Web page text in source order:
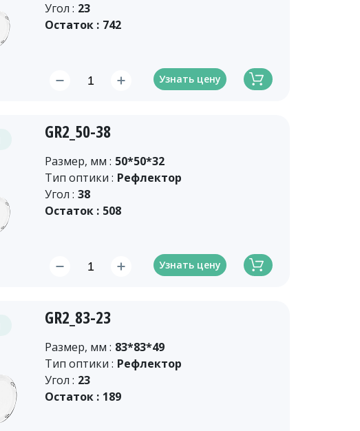
Угол : 23
Остаток : 742
Узнать цену
GR2_50-38
Размер, мм : 50*50*32
Тип оптики : Рефлектор
Угол : 38
Остаток : 508
Узнать цену
GR2_83-23
Размер, мм : 83*83*49
Тип оптики : Рефлектор
Угол : 23
Остаток : 189